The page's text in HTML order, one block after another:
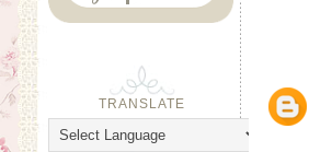
TRANSLATE